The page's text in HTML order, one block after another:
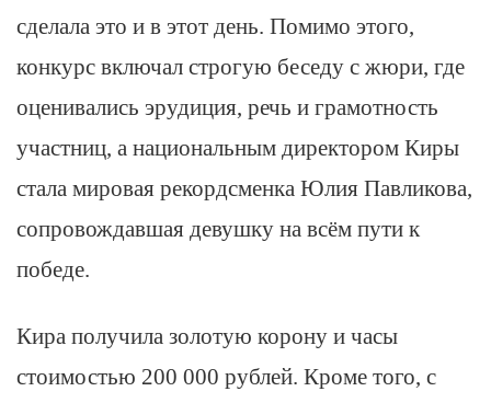
сделала это и в этот день. Помимо этого,
конкурс включал строгую беседу с жюри, где
оценивались эрудиция, речь и грамотность
участниц, а национальным директором Киры
стала мировая рекордсменка Юлия Павликова,
сопровождавшая девушку на всём пути к
победе.
Кира получила золотую корону и часы
стоимостью 200 000 рублей. Кроме того, с